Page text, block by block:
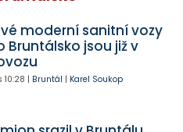
moderní sanitní vozy
Bruntálsko jsou již v
10:28 | Bruntál | Karel Soukop